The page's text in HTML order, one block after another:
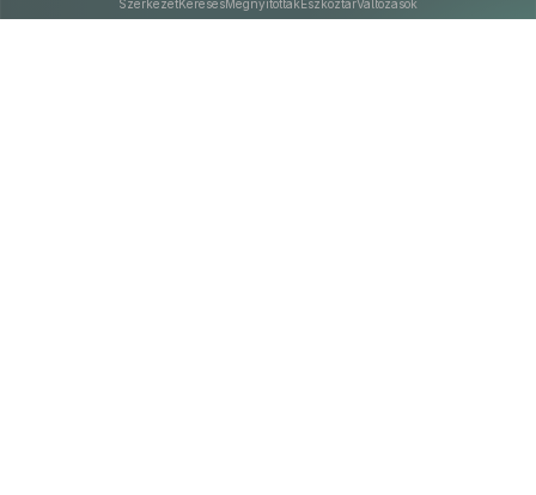
SzerkezetKeresésMegnyitottakEszköztárVáltozások